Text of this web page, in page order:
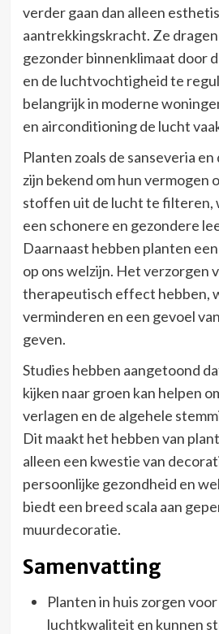
verder gaan dan alleen
aantrekkingskracht. Ze dragen
gezonder binnenklimaat door
en de luchtvochtigheid te
belangrijk in moderne
en airconditioning de lucht
Planten zoals de sanseveria
zijn bekend om hun vermogen
stoffen uit de lucht te filteren,
een schonere en gezondere
Daarnaast hebben planten
op ons welzijn. Het verzorgen
therapeutisch effect hebben,
verminderen en een gevoel
geven.
Studies hebben aangetoond
kijken naar groen kan helpen
verlagen en de algehele
Dit maakt het hebben van
alleen een kwestie van
persoonlijke gezondheid en
biedt een breed scala aan
muurdecoratie.
Samenvatting
Planten in huis zorgen
luchtkwaliteit en kunnen